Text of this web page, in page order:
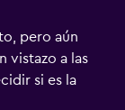
pero aún
vistazo a las
si es la